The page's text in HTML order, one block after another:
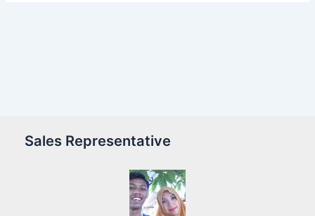
Sales Representative